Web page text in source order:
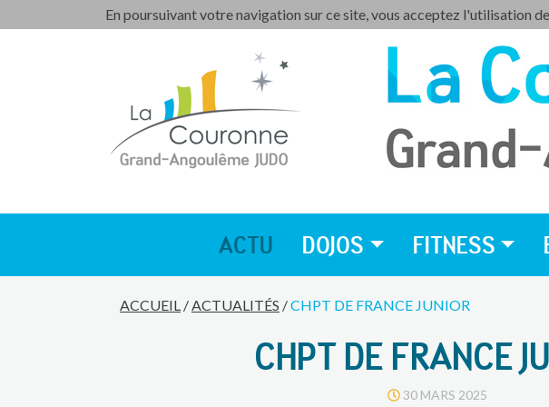
ACTU DOJOS FITNESS
ACCUEIL /ACTUALITÉS /CHPT DE FRANCE JUNIOR
CHPT DE FRANCE
30 MARS 2025
En poursuivant votre navigation sur ce site, vous acceptez l'utilisation